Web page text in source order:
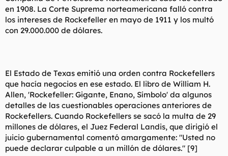
en 1908. La Corte Suprema norteamericana falló contra
los intereses de Rockefeller en mayo de 1911 y los multó
con 29.000.000 de dólares.
El Estado de Texas emitió una orden contra Rockefellers
que hacía negocios en ese estado. El libro de William H.
Allen, 'Rockefeller: Gigante, Enano, Símbolo' da algunos
detalles de las cuestionables operaciones anteriores de
Rockefellers. Cuando Rockefellers se sacó la multa de 29
millones de dólares, el Juez Federal Landis, que dirigió el
juicio gubernamental comentó amargamente: "Usted no
puede declarar culpable a un millón de dólares." [9]